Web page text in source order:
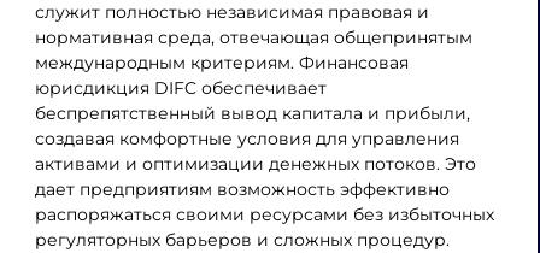
служит полностью независимая правовая и
нормативная среда, отвечающая общепринятым
международным критериям. Финансовая
юрисдикция DIFC обеспечивает
беспрепятственный вывод капитала и прибыли,
создавая комфортные условия для управления
активами и оптимизации денежных потоков. Это
дает предприятиям возможность эффективно
распоряжаться своими ресурсами без избыточных
регуляторных барьеров и сложных процедур.